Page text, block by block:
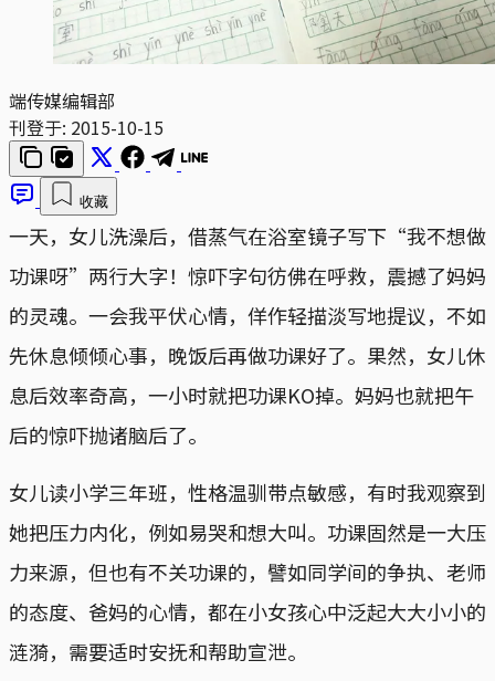
端传媒编辑部
刊登于: 2015-10-15
收藏
一天，女儿洗澡后，借蒸气在浴室镜子写下“我不想做
功课呀”两行大字！惊吓字句彷佛在呼救，震撼了妈妈
的灵魂。一会我平伏心情，佯作轻描淡写地提议，不如
先休息倾倾心事，晚饭后再做功课好了。果然，女儿休
息后效率奇高，一小时就把功课KO掉。妈妈也就把午
后的惊吓抛诸脑后了。
女儿读小学三年班，性格温驯带点敏感，有时我观察到
她把压力内化，例如易哭和想大叫。功课固然是一大压
力来源，但也有不关功课的，譬如同学间的争执、老师
的态度、爸妈的心情，都在小女孩心中泛起大大小小的
涟漪，需要适时安抚和帮助宣泄。